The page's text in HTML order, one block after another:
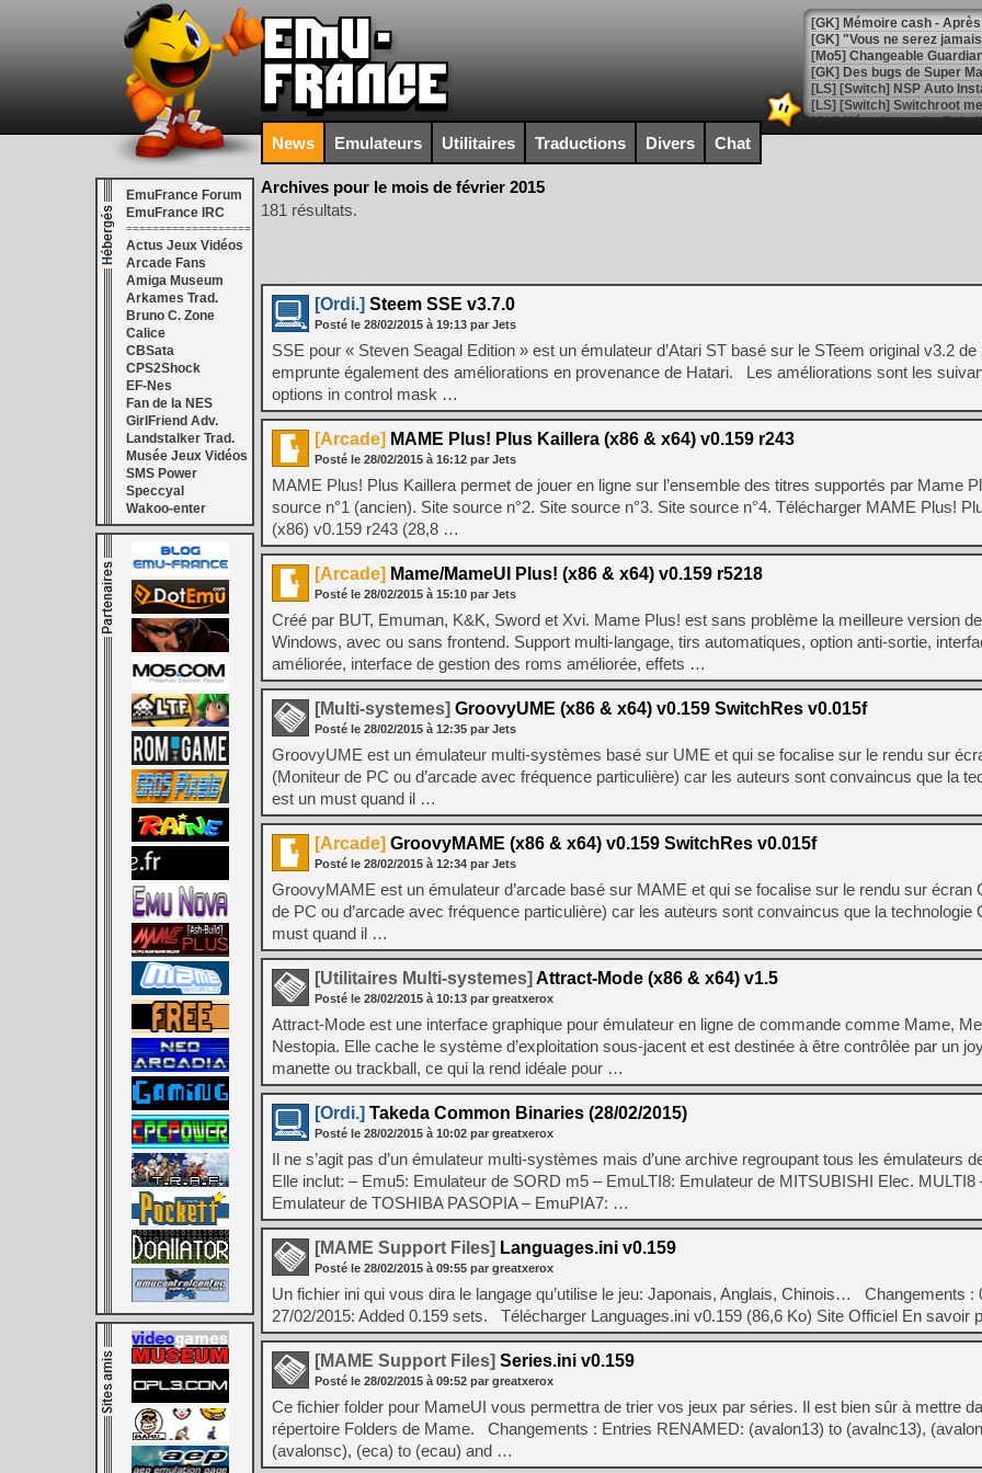
[GK] Mémoire cash -
[GK] "Vous ne serez
[Mo5] Changeable
[GK] Des bugs de Super
[LS] [Switch] NSP Auto
[GK] La saga horrifique
[GK] Le portage de Super
[Mo5] Le jeu de course
[GK] Guillermo del Toro
[GK] Mistfall Hunter : déjà
[GK] Wo Long 2 évolue
[GK] Crossfire : un TPS à
[LS] [PS5] Premiers
[Mo5] DOOM arrive en
[GK] Bethesda fête les 30
[GK] Roblox : l'action en
[GK] Agenda - GeForce
[GK] Devolver Digital en a
[LS] [PS5] ps5-y2jb-
[GK] Pourquoi Marvel
[GK] Test : Restory : Chill
[GK] GTA 6 : Rockstar
[GK] Hot Wheels Infinite
[GK] Mémoire cash -
[GK] Résultats Nintendo :
[GK] Dans ce jeu de
News Emulateurs Utilitaires Traductions Divers Chat
EmuFrance Forum
EmuFrance IRC
===================
Actus Jeux Vidéos
Arcade Fans
Amiga Museum
Arkames Trad.
Bruno C. Zone
Calice
CBSata
CPS2Shock
EF-Nes
Fan de la NES
GirlFriend Adv.
Landstalker Trad.
Musée Jeux Vidéos
SMS Power
Speccyal
Wakoo-enter
Archives pour le mois de février 2015
181 résultats.
[Ordi.] Steem SSE v3.7.0
Posté le 28/02/2015 à 19:13 par Jets
SSE pour « Steven Seagal Edition » est un émulateur d’Atari ST basé sur le STeem original v3.2 de
emprunte également des améliorations en provenance de Hatari. Les améliorations sont les
options in control mask …
[Arcade] MAME Plus! Plus Kaillera (x86 & x64) v0.159 r243
Posté le 28/02/2015 à 16:12 par Jets
MAME Plus! Plus Kaillera permet de jouer en ligne sur l’ensemble des titres supportés par Mame
source n°1 (ancien). Site source n°2. Site source n°3. Site source n°4. Télécharger MAME Plus!
(x86) v0.159 r243 (28,8 …
[Arcade] Mame/MameUI Plus! (x86 & x64) v0.159 r5218
Posté le 28/02/2015 à 15:10 par Jets
Créé par BUT, Emuman, K&K, Sword et Xvi. Mame Plus! est sans problème la meilleure version
Windows, avec ou sans frontend. Support multi-langage, tirs automatiques, option anti-sortie,
améliorée, interface de gestion des roms améliorée, effets …
[Multi-systemes] GroovyUME (x86 & x64) v0.159 SwitchRes v0.015f
Posté le 28/02/2015 à 12:35 par Jets
GroovyUME est un émulateur multi-systèmes basé sur UME et qui se focalise sur le rendu sur
(Moniteur de PC ou d’arcade avec fréquence particulière) car les auteurs sont convaincus que la
est un must quand il …
[Arcade] GroovyMAME (x86 & x64) v0.159 SwitchRes v0.015f
Posté le 28/02/2015 à 12:34 par Jets
GroovyMAME est un émulateur d’arcade basé sur MAME et qui se focalise sur le rendu sur écran
de PC ou d’arcade avec fréquence particulière) car les auteurs sont convaincus que la technologie
must quand il …
[Utilitaires Multi-systemes] Attract-Mode (x86 & x64) v1.5
Posté le 28/02/2015 à 10:13 par greatxerox
Attract-Mode est une interface graphique pour émulateur en ligne de commande comme Mame,
Nestopia. Elle cache le système d’exploitation sous-jacent et est destinée à être contrôlée par un
manette ou trackball, ce qui la rend idéale pour …
[Ordi.] Takeda Common Binaries (28/02/2015)
Posté le 28/02/2015 à 10:02 par greatxerox
Il ne s’agit pas d’un émulateur multi-systèmes mais d’une archive regroupant tous les émulateurs
Elle inclut: – Emu5: Emulateur de SORD m5 – EmuLTI8: Emulateur de MITSUBISHI Elec. MULTI8
Emulateur de TOSHIBA PASOPIA – EmuPIA7: …
[MAME Support Files] Languages.ini v0.159
Posté le 28/02/2015 à 09:55 par greatxerox
Un fichier ini qui vous dira le langage qu’utilise le jeu: Japonais, Anglais, Chinois… Changements :
27/02/2015: Added 0.159 sets. Télécharger Languages.ini v0.159 (86,6 Ko) Site Officiel En savoir
[MAME Support Files] Series.ini v0.159
Posté le 28/02/2015 à 09:52 par greatxerox
Ce fichier folder pour MameUI vous permettra de trier vos jeux par séries. Il est bien sûr à mettre
répertoire Folders de Mame. Changements : Entries RENAMED: (avalon13) to (avalnc13),
(avalonsc), (eca) to (ecau) and …